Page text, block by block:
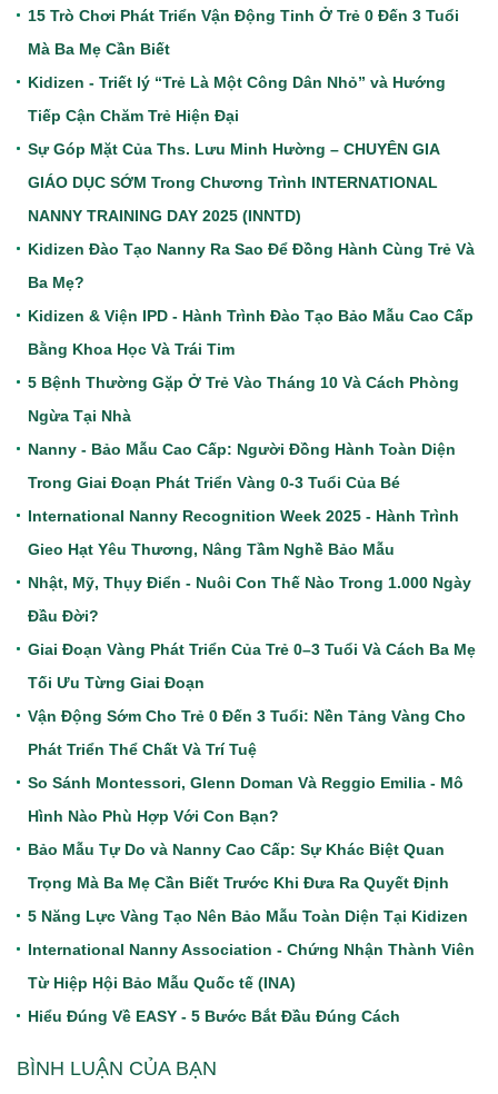
15 Trò Chơi Phát Triển Vận Động Tinh Ở Trẻ 0 Đến 3 Tuổi
Mà Ba Mẹ Cần Biết
Kidizen - Triết lý “Trẻ Là Một Công Dân Nhỏ” và Hướng
Tiếp Cận Chăm Trẻ Hiện Đại
Sự Góp Mặt Của Ths. Lưu Minh Hường – CHUYÊN GIA
GIÁO DỤC SỚM Trong Chương Trình INTERNATIONAL
NANNY TRAINING DAY 2025 (INNTD)
Kidizen Đào Tạo Nanny Ra Sao Để Đồng Hành Cùng Trẻ Và
Ba Mẹ?
Kidizen & Viện IPD - Hành Trình Đào Tạo Bảo Mẫu Cao Cấp
Bằng Khoa Học Và Trái Tim
5 Bệnh Thường Gặp Ở Trẻ Vào Tháng 10 Và Cách Phòng
Ngừa Tại Nhà
Nanny - Bảo Mẫu Cao Cấp: Người Đồng Hành Toàn Diện
Trong Giai Đoạn Phát Triển Vàng 0-3 Tuổi Của Bé
International Nanny Recognition Week 2025 - Hành Trình
Gieo Hạt Yêu Thương, Nâng Tầm Nghề Bảo Mẫu
Nhật, Mỹ, Thụy Điển - Nuôi Con Thế Nào Trong 1.000 Ngày
Đầu Đời?
Giai Đoạn Vàng Phát Triển Của Trẻ 0–3 Tuổi Và Cách Ba Mẹ
Tối Ưu Từng Giai Đoạn
Vận Động Sớm Cho Trẻ 0 Đến 3 Tuổi: Nền Tảng Vàng Cho
Phát Triển Thể Chất Và Trí Tuệ
So Sánh Montessori, Glenn Doman Và Reggio Emilia - Mô
Hình Nào Phù Hợp Với Con Bạn?
Bảo Mẫu Tự Do và Nanny Cao Cấp: Sự Khác Biệt Quan
Trọng Mà Ba Mẹ Cần Biết Trước Khi Đưa Ra Quyết Định
5 Năng Lực Vàng Tạo Nên Bảo Mẫu Toàn Diện Tại Kidizen
International Nanny Association - Chứng Nhận Thành Viên
Từ Hiệp Hội Bảo Mẫu Quốc tế (INA)
Hiểu Đúng Về EASY - 5 Bước Bắt Đầu Đúng Cách
BÌNH LUẬN CỦA BẠN